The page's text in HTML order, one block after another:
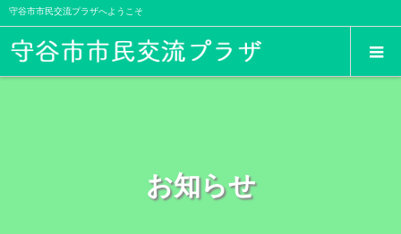
守谷市市民交流プラザへようこそ
お知らせ